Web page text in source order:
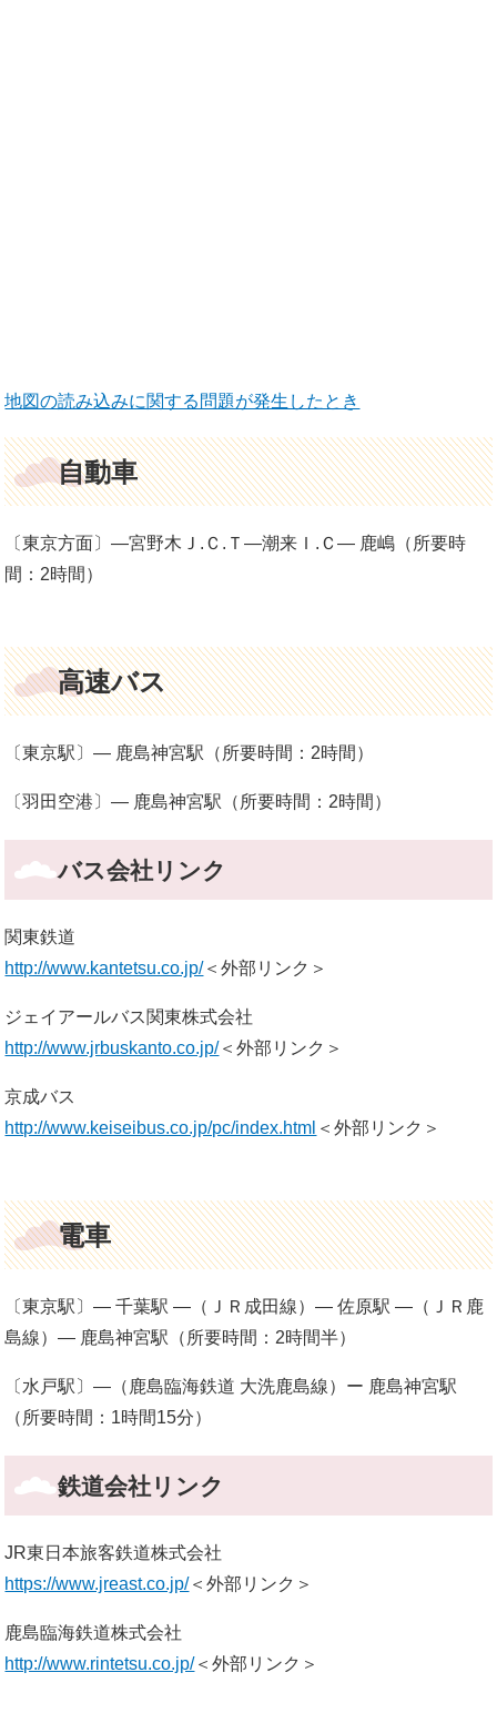
地図の読み込みに関する問題が発生したとき
自動車
〔東京方面〕―宮野木Ｊ.Ｃ.Ｔ―潮来Ｉ.Ｃ― 鹿嶋（所要時
間：2時間）
高速バス
〔東京駅〕― 鹿島神宮駅（所要時間：2時間）
〔羽田空港〕― 鹿島神宮駅（所要時間：2時間）
バス会社リンク
関東鉄道
http://www.kantetsu.co.jp/＜外部リンク＞
ジェイアールバス関東株式会社
http://www.jrbuskanto.co.jp/＜外部リンク＞
京成バス
http://www.keiseibus.co.jp/pc/index.html ＜外部リンク＞
電車
〔東京駅〕― 千葉駅 ―（ＪＲ成田線）― 佐原駅 ―（ＪＲ鹿
島線）― 鹿島神宮駅（所要時間：2時間半）
〔水戸駅〕—（鹿島臨海鉄道 大洗鹿島線）ー 鹿島神宮駅
（所要時間：1時間15分）
鉄道会社リンク
JR東日本旅客鉄道株式会社
https://www.jreast.co.jp/＜外部リンク＞
鹿島臨海鉄道株式会社
http://www.rintetsu.co.jp/＜外部リンク＞